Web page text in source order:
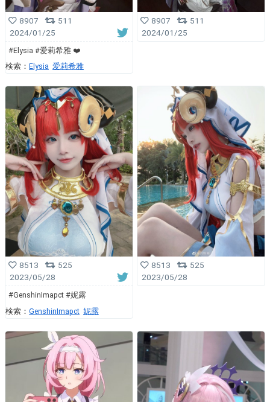
8907
511
2024/01/25
#Elysia #爱莉希雅 ❤️
検索： Elysia 爱莉希雅
8907
511
2024/01/25
8513
525
2023/05/28
#GenshinImapct #妮露
検索： GenshinImapct 妮露
8513
525
2023/05/28